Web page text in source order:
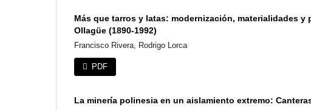
Más que tarros y latas: modernización, materialidades
Ollagüe (1890-1992)
Francisco Rivera, Rodrigo Lorca
PDF
La minería polinesia en un aislamiento extremo: